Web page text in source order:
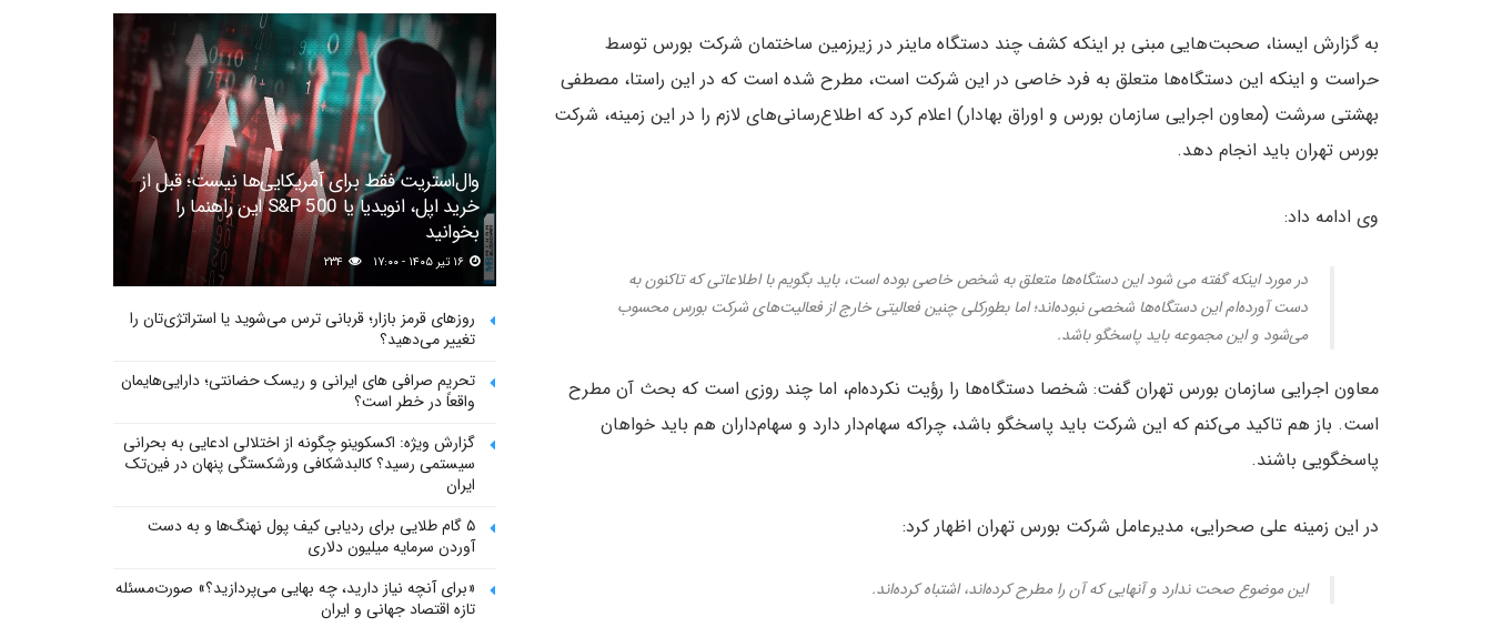
به گزارش ایسنا، صحبت‌هایی مبنی بر اینکه کشف چند دستگاه ماینر در زیرزمین ساختمان شرکت بورس توسط
حراست و اینکه این دستگاه‌ها متعلق به فرد خاصی در این شرکت است، مطرح شده است که در این راستا، مصطفی
بهشتی سرشت (معاون اجرایی سازمان بورس و اوراق بهادار) اعلام کرد که اطلاع‌رسانی‌های لازم را در این زمینه، شرکت
بورس تهران باید انجام دهد.
وی ادامه داد:
در مورد اینکه گفته می شود این دستگاه‌ها متعلق به شخص خاصی بوده است، باید بگویم با اطلاعاتی که تاکنون به
دست آورده‌ام این دستگاه‌ها شخصی نبوده‌اند؛ اما بطورکلی چنین فعالیتی خارج از فعالیت‌های شرکت بورس محسوب
می‌شود و این مجموعه باید پاسخگو باشد.
معاون اجرایی سازمان بورس تهران گفت: شخصا دستگاه‌ها را رؤیت نکرده‌ام، اما چند روزی است که بحث آن مطرح
است. باز هم تاکید می‌کنم که این شرکت باید پاسخگو باشد، چراکه سهام‌دار دارد و سهام‌داران هم باید خواهان
پاسخگویی باشند.
در این زمینه علی صحرایی، مدیرعامل شرکت بورس تهران اظهار کرد:
این موضوع صحت ندارد و آنهایی که آن را مطرح کرده‌اند، اشتباه کرده‌اند.
وال‌استریت فقط برای آمریکایی‌ها نیست؛ قبل از
خرید اپل، انویدیا یا S&P 500 این راهنما را
بخوانید
روزهای قرمز بازار؛ قربانی ترس می‌شوید یا استراتژی‌تان را
تغییر می‌دهید؟
تحریم صرافی های ایرانی و ریسک حضانتی؛ دارایی‌هایمان
واقعاً در خطر است؟
گزارش ویژه: اکسکوینو چگونه از اختلالی ادعایی به بحرانی
سیستمی رسید؟ کالبدشکافی ورشکستگی پنهان در فین‌تک
ایران
۵ گام طلایی برای ردیابی کیف پول‌ نهنگ‌ها و به دست
آوردن سرمایه میلیون دلاری
«برای آنچه نیاز دارید، چه بهایی می‌پردازید؟» صورت‌مسئله
تازه اقتصاد جهانی و ایران